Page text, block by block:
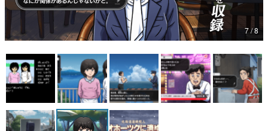
特集記事
マンガ
女性向け
アプリレビュー
その他
7 / 8